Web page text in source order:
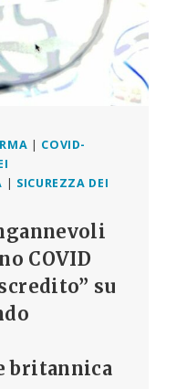
| COVID-
| SICUREZZA DEI
COVID
su
britannica